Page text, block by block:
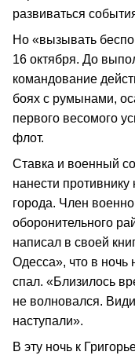
развиваться
Но «вызывать
16 октября. До
командование
боях с румынами,
первого весомого
флот.
Ставка и военный
нанести противнику
города. Член
оборонительного
написал в своей
Одесса», что в ночь
спал. «Близилось
не волновался.
наступали».
В эту ночь к